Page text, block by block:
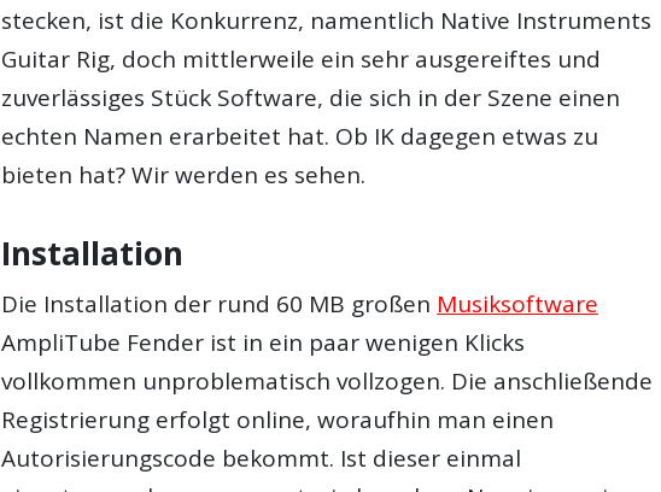
stecken, ist die Konkurrenz, namentlich Native Instruments
Guitar Rig, doch mittlerweile ein sehr ausgereiftes und
zuverlässiges Stück Software, die sich in der Szene einen
echten Namen erarbeitet hat. Ob IK dagegen etwas zu
bieten hat? Wir werden es sehen.
Installation
Die Installation der rund 60 MB großen Musiksoftware
AmpliTube Fender ist in ein paar wenigen Klicks
vollkommen unproblematisch vollzogen. Die anschließende
Registrierung erfolgt online, woraufhin man einen
Autorisierungscode bekommt. Ist dieser einmal